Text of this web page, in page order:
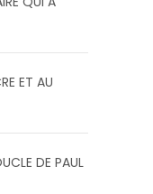
ET AU
DE PAUL